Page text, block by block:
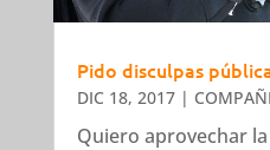
Pido disculpas
DIC 18, 2017|
Quiero aprovechar